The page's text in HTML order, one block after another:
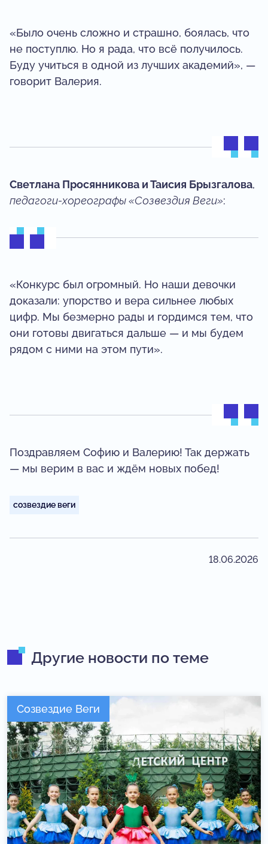
«Было очень сложно и страшно, боялась, что
не поступлю. Но я рада, что всё получилось.
Буду учиться в одной из лучших академий», —
говорит Валерия.
Светлана Просянникова и Таисия Брызгалова,
педагоги-хореографы «Созвездия Веги»:
«Конкурс был огромный. Но наши девочки
доказали: упорство и вера сильнее любых
цифр. Мы безмерно рады и гордимся тем, что
они готовы двигаться дальше — и мы будем
рядом с ними на этом пути».
Поздравляем Софию и Валерию! Так держать
— мы верим в вас и ждём новых побед!
созвездие веги
18.06.2026
Другие новости по теме
Созвездие Веги